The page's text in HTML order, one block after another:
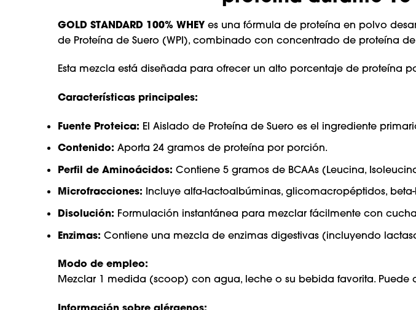
GOLD STANDARD 100% WHEYes una fórmula de proteína en polvo
de Proteína de Suero (WPI), combinado con concentrado de proteína
Esta mezcla está diseñada para ofrecer un alto porcentaje de proteína
Características principales:
Fuente Proteica: El Aislado de Proteína de Suero es el ingrediente
Contenido: Aporta 24 gramos de proteína por porción.
Perfil de Aminoácidos: Contiene 5 gramos de BCAAs (Leucina,
Microfracciones: Incluye alfa-lactoalbúminas, glicomacropéptidos,
Disolución: Formulación instantánea para mezclar fácilmente con
Enzimas: Contiene una mezcla de enzimas digestivas (incluyendo
Modo de empleo:
Mezclar 1 medida (scoop) con agua, leche o su bebida favorita. Puede
Información sobre alérgenos: